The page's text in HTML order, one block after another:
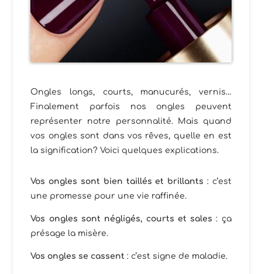
Ongles longs, courts, manucurés, vernis…
Finalement parfois nos ongles peuvent
représenter notre personnalité. Mais quand
vos ongles sont dans vos rêves, quelle en est
la signification? Voici quelques explications.
Vos ongles sont bien taillés et brillants : c’est
une promesse pour une vie raffinée.
Vos ongles sont négligés, courts et sales : ça
présage la misère.
Vos ongles se cassent : c’est signe de maladie.